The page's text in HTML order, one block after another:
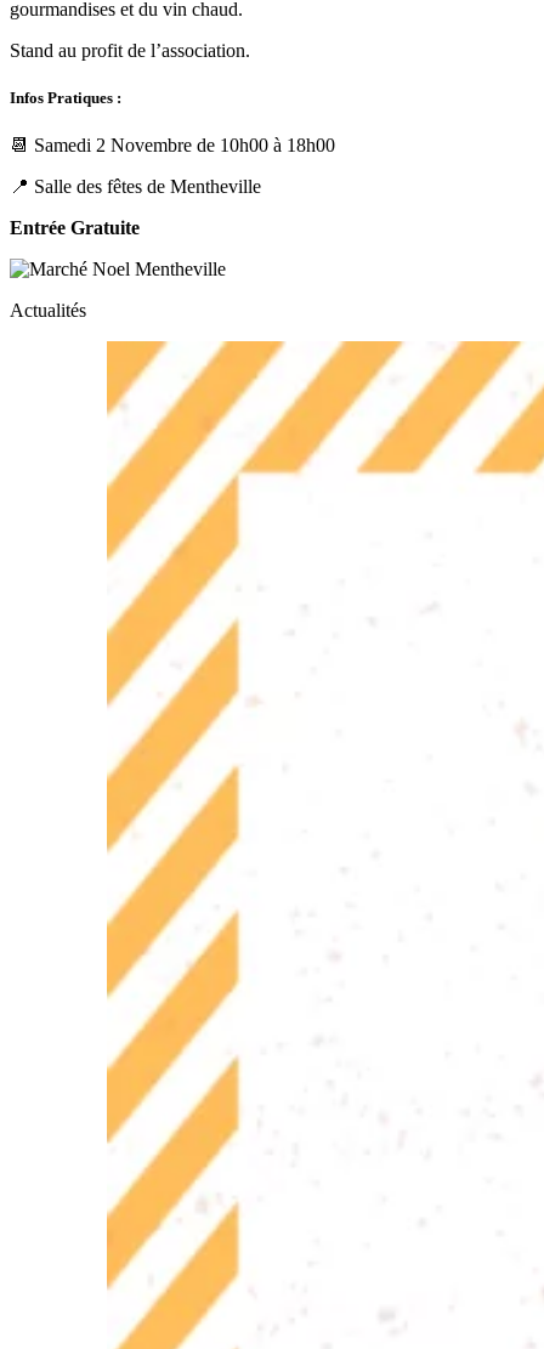
gourmandises et du vin chaud.
Stand au profit de l’association.
Infos Pratiques :
📆 Samedi 2 Novembre de 10h00 à 18h00
📍 Salle des fêtes de Mentheville
Entrée Gratuite
Actualités